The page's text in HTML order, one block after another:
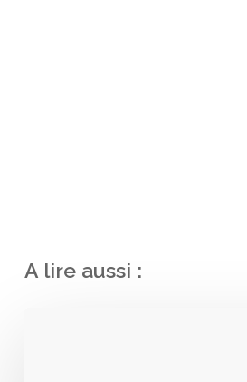
A lire aussi :